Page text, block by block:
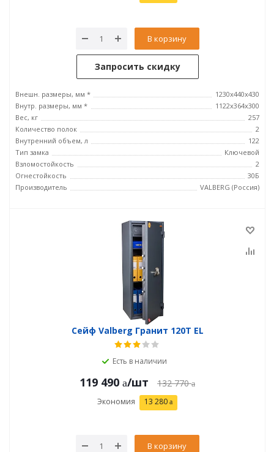
В корзину
Запросить скидку
Внешн. размеры, мм *
1230x440x430
Внутр. размеры, мм *
1122x364x300
Вес, кг
257
Количество полок
2
Внутренний объем, л
122
Тип замка
Ключевой
Взломостойкость
2
Огнестойкость
30Б
Производитель
VALBERG (Россия)
Сейф Valberg Гранит 120T EL
Есть в наличии
119 490 /шт 132 770
Экономия 13 280
В корзину